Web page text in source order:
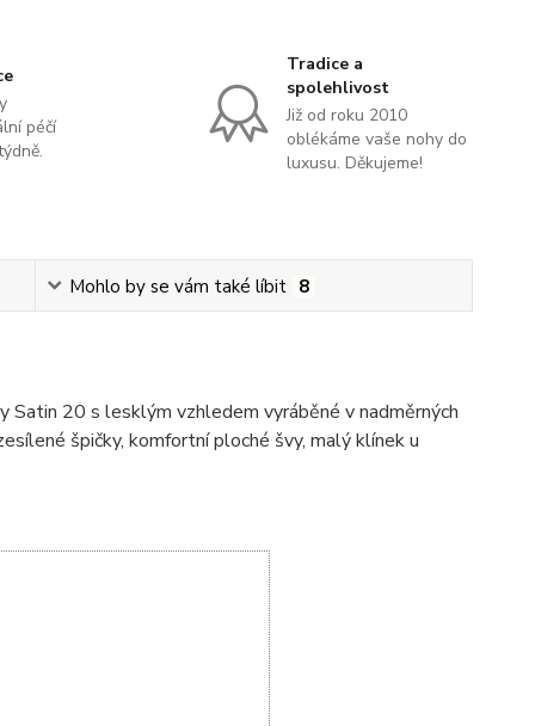
péčí
Tradice a
spolehlivost
Již od roku 2010
oblékáme vaše nohy do
luxusu. Děkujeme!
Mohlo by se vám také líbit 8
Satin 20 s lesklým vzhledem vyráběné v nadměrných
špičky, komfortní ploché švy, malý klínek u